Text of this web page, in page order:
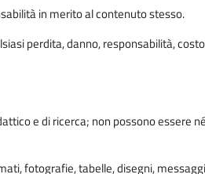
in merito al contenuto stesso.
perdita, danno, responsabilità,
e di ricerca; non possono essere
fotografie, tabelle, disegni,